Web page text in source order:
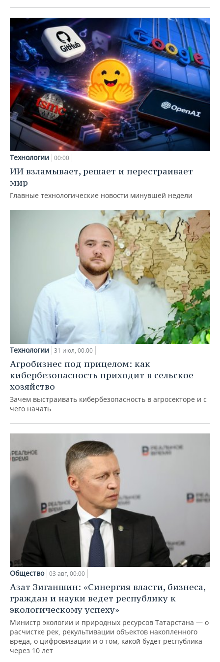
Технологии 00:00
ИИ взламывает, решает и перестраивает
мир
Главные технологические новости минувшей недели
Технологии 31 июл, 00:00
Агробизнес под прицелом: как
кибербезопасность приходит в сельское
хозяйство
Зачем выстраивать кибербезопасность в агросекторе и с
чего начать
Общество 03 авг, 00:00
Азат Зиганшин: «Синергия власти, бизнеса,
граждан и науки ведет республику к
экологическому успеху»
Министр экологии и природных ресурсов Татарстана — о
расчистке рек, рекультивации объектов накопленного
вреда, о цифровизации и о том, какой будет республика
через 10 лет